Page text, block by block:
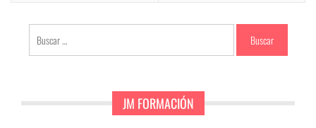
Buscar:
JM FORMACIÓN